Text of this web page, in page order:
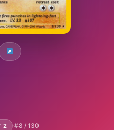
2 ·#8 / 130